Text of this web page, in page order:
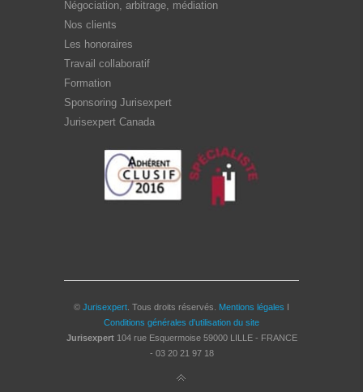
Négociation, arbitrage, médiation
Nos clients
Les honoraires
Travail collaboratif
Formation
Sponsoring Jurisexpert
Jurisexpert Canada
© Jurisexpert . Tous droits réservés. Mentions légales I
Conditions générales d'utilisation du site
Jurisexpert 104 rue Esquermoise 59000 LILLE - FRANCE
- 03 20 21 97 18